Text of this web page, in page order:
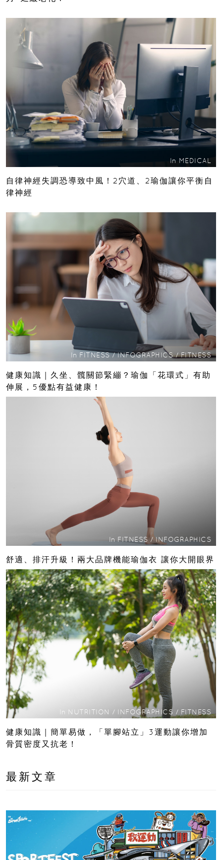
In MEDICAL
自律神經失調恐導致中風！2穴道、2瑜伽讓你平衡自
律神經
In FITNESS/INFOGRAPHICS/FITNESS
健康知識｜久坐、髖關節緊繃？瑜伽「花環式」有助
伸展，5優點有益健康！
In FITNESS / INFOGRAPHICS
舒適、排汗升級！兩大品牌機能瑜伽衣 讓你大開眼界
In NUTRITION / INFOGRAPHICS / FITNESS
健康知識｜簡單易做，「單腳站立」3運動讓你增加
骨質密度又抗老！
最新文章